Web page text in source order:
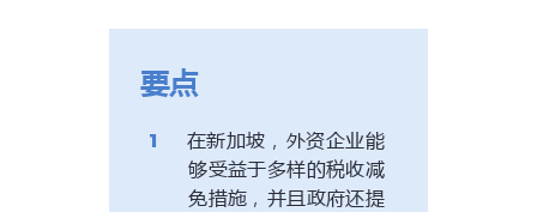
要点
在新加坡，外资企业能
够受益于多样的税收减
免措施，并且政府还提